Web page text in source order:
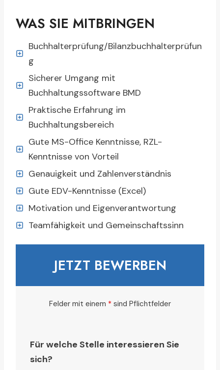
WAS SIE MITBRINGEN
Buchhalterprüfung/Bilanzbuchhalterprüfun
g
Sicherer Umgang mit
Buchhaltungssoftware BMD
Praktische Erfahrung im
Buchhaltungsbereich
Gute MS-Office Kenntnisse, RZL-
Kenntnisse von Vorteil
Genauigkeit und Zahlenverständnis
Gute EDV-Kenntnisse (Excel)
Motivation und Eigenverantwortung
Teamfähigkeit und Gemeinschaftssinn
JETZT BEWERBEN
Felder mit einem * sind Pflichtfelder
Für welche Stelle interessieren Sie
sich?